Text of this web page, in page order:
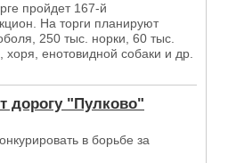
пройдет 167-й
На торги планируют
250 тыс. норки, 60 тыс.
енотовидной собаки и др.
дорогу "Пулково"
в борьбе за